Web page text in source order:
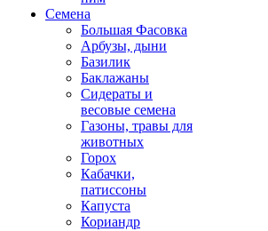
Семена
Большая Фасовка
Арбузы, дыни
Базилик
Баклажаны
Сидераты и
весовые семена
Газоны, травы для
животных
Горох
Кабачки,
патиссоны
Капуста
Кориандр